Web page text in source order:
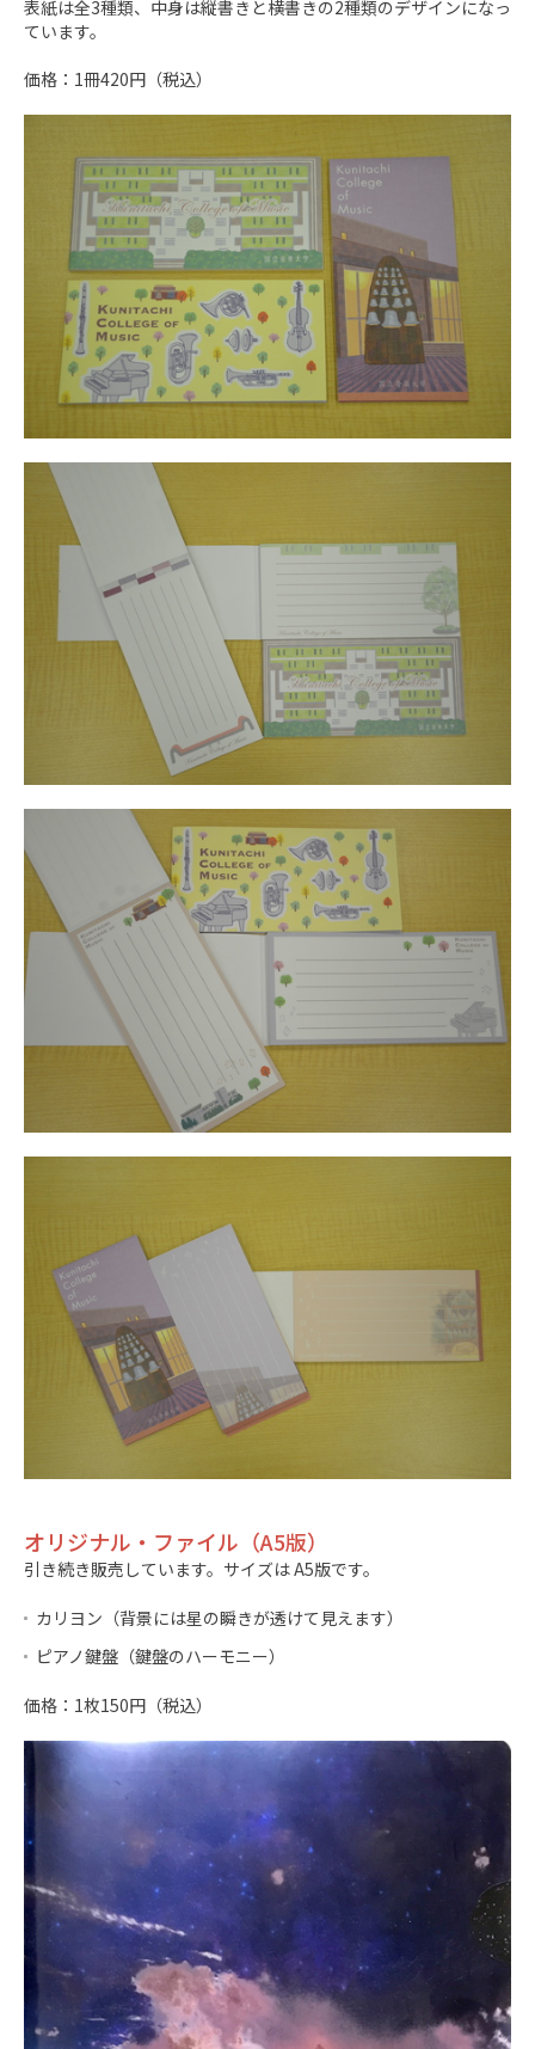
表紙は全3種類、中身は縦書きと横書きの2種類のデザインになっ
ています。
価格：1冊420円（税込）
オリジナル・ファイル（A5版）
引き続き販売しています。サイズは A5版です。
カリヨン（背景には星の瞬きが透けて見えます）
ピアノ鍵盤（鍵盤のハーモニー）
価格：1枚150円（税込）